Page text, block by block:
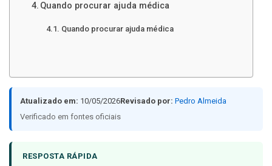
Quando procurar ajuda médica
Quando procurar ajuda médica
Atualizado em: 10/05/2026Revisado por: Pedro Almeida
Verificado em fontes oficiais
RESPOSTA RÁPIDA